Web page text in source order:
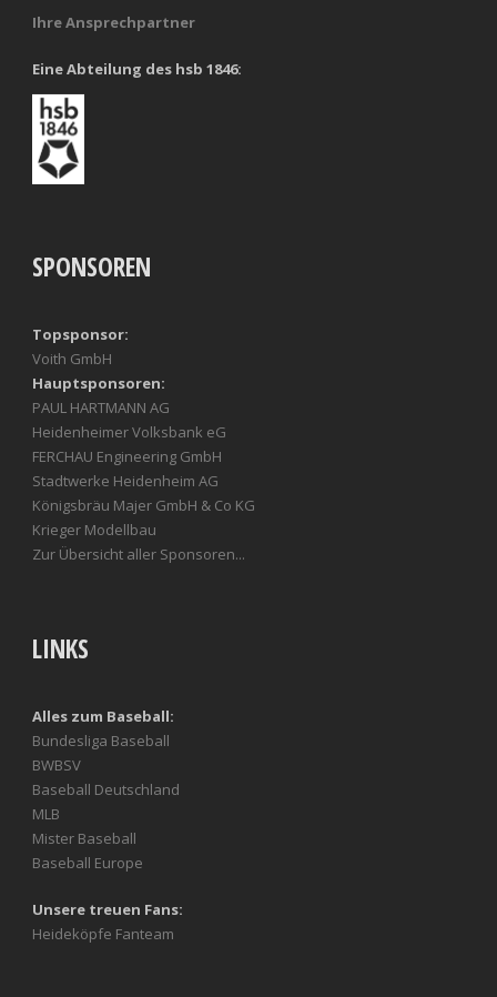
Ihre Ansprechpartner
Eine Abteilung des hsb 1846:
SPONSOREN
Topsponsor:
Voith GmbH
Hauptsponsoren:
PAUL HARTMANN AG
Heidenheimer Volksbank eG
FERCHAU Engineering GmbH
Stadtwerke Heidenheim AG
Königsbräu Majer GmbH & Co KG
Krieger Modellbau
Zur Übersicht aller Sponsoren...
LINKS
Alles zum Baseball:
Bundesliga Baseball
BWBSV
Baseball Deutschland
MLB
Mister Baseball
Baseball Europe
Unsere treuen Fans:
Heideköpfe Fanteam